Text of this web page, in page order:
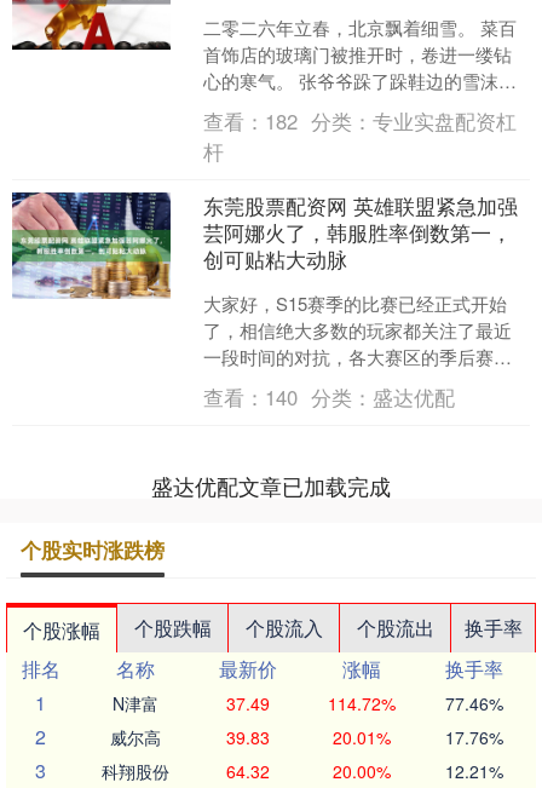
二零二六年立春，北京飘着细雪。 菜百
首饰店的玻璃门被推开时，卷进一缕钻
心的寒气。 张爷爷跺了跺鞋边的雪沫，
颤巍巍地从棉袄内袋里掏出一个用手帕
包了三层的存折。柜员....
查看： 182 分类：专业实盘配资杠
杆
东莞股票配资网 英雄联盟紧急加强
芸阿娜火了，韩服胜率倒数第一，
创可贴粘大动脉
大家好，S15赛季的比赛已经正式开始
了，相信绝大多数的玩家都关注了最近
一段时间的对抗，各大赛区的季后赛都
在紧张激烈的进行中。前一段时间，新
英雄芸阿娜成为了全球玩....
查看： 140 分类： 盛达优配
盛达优配文章已加载完成
个股实时涨跌榜
个股涨幅 个股跌幅 个股流入 个股流出
换手率
排名
名称 最新价 涨幅
换手率
1
N津富 37.49 114.72% 77.46%
2 威尔高 39.83 20.01% 17.76%
3 科翔股份 64.32 20.00% 12.21%